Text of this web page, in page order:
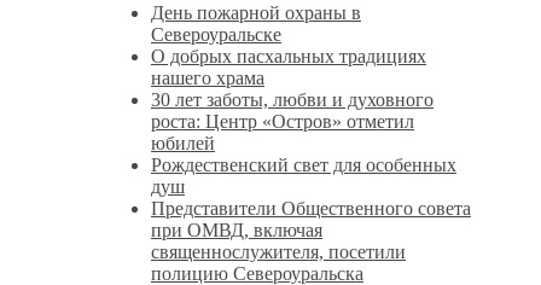
День пожарной охраны в
Североуральске
О добрых пасхальных традициях
нашего храма
30 лет заботы, любви и духовного
роста: Центр «Остров» отметил
юбилей
Рождественский свет для особенных
душ
Представители Общественного совета
при ОМВД, включая
священнослужителя, посетили
полицию Североуральска